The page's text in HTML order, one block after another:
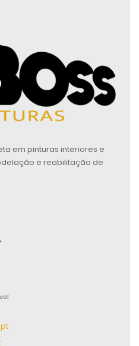
em pinturas interiores e
e reabilitação de